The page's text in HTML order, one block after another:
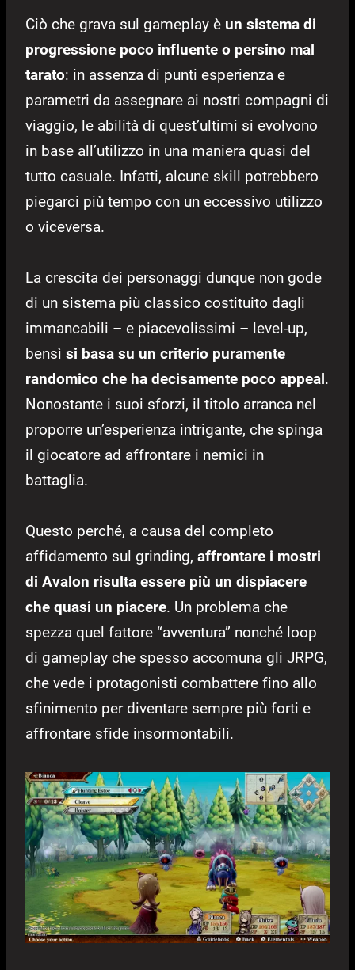
Ciò che grava sul gameplay è un sistema di
progressione poco influente o persino mal
tarato: in assenza di punti esperienza e
parametri da assegnare ai nostri compagni di
viaggio, le abilità di quest’ultimi si evolvono
in base all’utilizzo in una maniera quasi del
tutto casuale. Infatti, alcune skill potrebbero
piegarci più tempo con un eccessivo utilizzo
o viceversa.
La crescita dei personaggi dunque non gode
di un sistema più classico costituito dagli
immancabili – e piacevolissimi – level-up,
bensì si basa su un criterio puramente
randomico che ha decisamente poco appeal.
Nonostante i suoi sforzi, il titolo arranca nel
proporre un’esperienza intrigante, che spinga
il giocatore ad affrontare i nemici in
battaglia.
Questo perché, a causa del completo
affidamento sul grinding, affrontare i mostri
di Avalon risulta essere più un dispiacere
che quasi un piacere. Un problema che
spezza quel fattore “avventura” nonché loop
di gameplay che spesso accomuna gli JRPG,
che vede i protagonisti combattere fino allo
sfinimento per diventare sempre più forti e
affrontare sfide insormontabili.